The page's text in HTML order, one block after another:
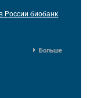
России биобанк
Больше